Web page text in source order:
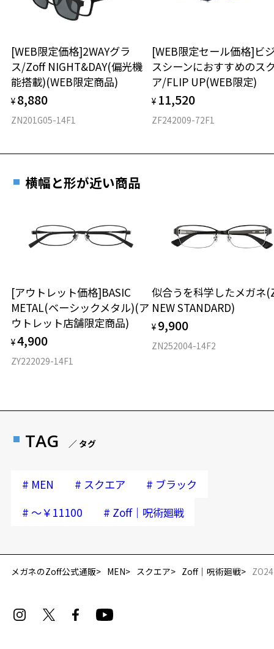
タイプ
材質
フロント素材：アセテート
[WEB限定価格]2WAYグラ
ス/Zoff NIGHT&DAY(偏光機
能搭載)(WEB限定商品)
¥ 8,880
ZN201G05-14F1
[WEB限定セール価格]ビ
スシーンにおすすめのス
ア/FLIP UP(WEB限定)
¥ 11,520
ZF242009-72F1
横幅と形が近い商品
[アウトレット価格]BASIC
METAL(ベーシックメタル)(ア
ウトレット店舗限定商品)
¥4,900
ZY222029-14F1
似合うを科学したメガネ
NEW STANDARD)
¥ 9,900
ZN252004-14F2
TAG ／ タグ
# MEN # スクエア # ブラック
# ～￥11100 # Zoff｜呪術廻戦
メガネのZoff公式通販 MEN スクエア Zoff｜呪術廻戦